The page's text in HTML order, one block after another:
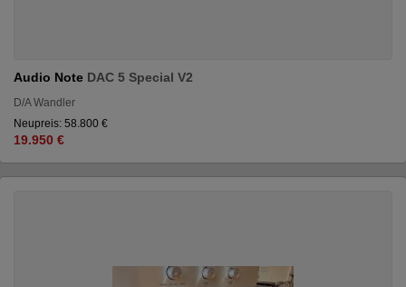
Audio Note DAC 5 Special V2
D/A Wandler
Neupreis: 58.800 €
19.950 €